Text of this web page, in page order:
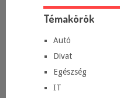
Témakörök
Autó
Divat
Egészség
IT